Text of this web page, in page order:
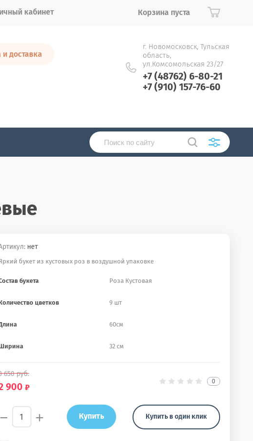
кабинет Корзина пуста
и доставка
г. Новомосковск, Тульская
область,
ул.Комсомольская 23/27
+7 (48762) 6-80-21
+7 (910) 157-76-60
нет
букет из кустовых роз в воздушной упаковке
букета Роза Кустовая
цветков 9 шт
60см
32 см
650руб.
900 0
− + Купить Купить в один клик